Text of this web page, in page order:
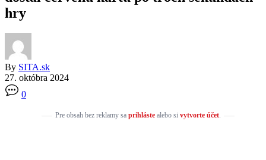
hry
By SITA.sk
27. októbra 2024
0
Pre obsah bez reklamy sa prihlástealebo si vytvorte účet.